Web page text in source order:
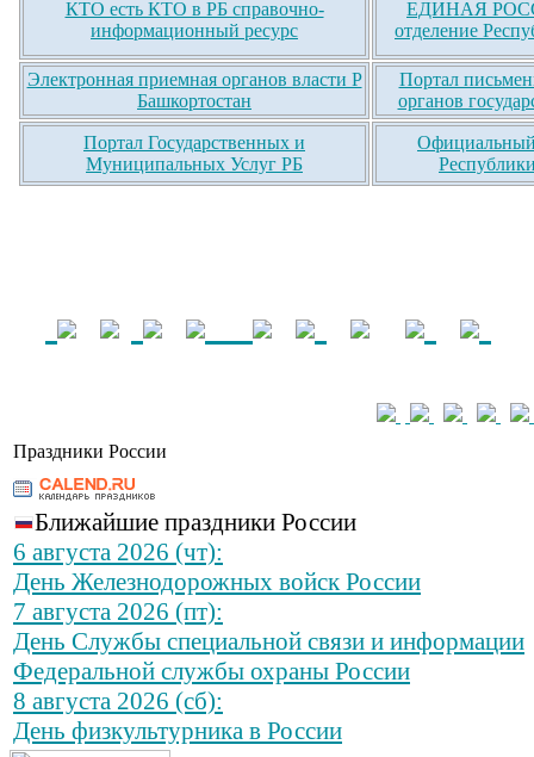
КТО есть КТО в РБ справочно-
информационный ресурс
ЕДИНАЯ
отделение
Электронная приемная органов власти Р
Башкортостан
Портал
органов
Портал Государственных и
Муниципальных Услуг РБ
Официальный
Праздники России
Ближайшие праздники России
6 августа 2026 (чт):
День Железнодорожных войск России
7 августа 2026 (пт):
День Службы специальной связи и информации
Федеральной службы охраны России
8 августа 2026 (сб):
День физкультурника в России